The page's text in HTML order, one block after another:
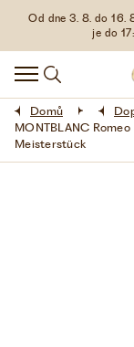
Od dne 3. 8. do 16.
je do
HODINKY
DOPLŇKY
ŠPERKY
Domů
MONTBLANC
Meisterstück